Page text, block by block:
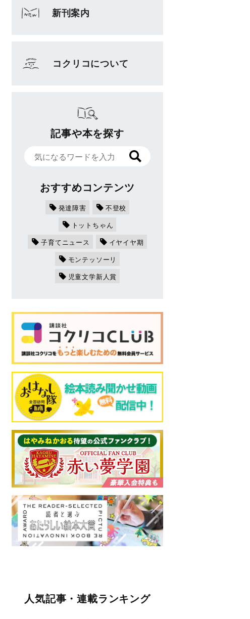
新刊案内
コクリコについて
記事や本を探す
おすすめコンテンツ
発達障害
不登校
トットちゃん
子育てニュース
イヤイヤ期
モンテッソーリ
児童文学新人賞
人気記事・連載ランキング